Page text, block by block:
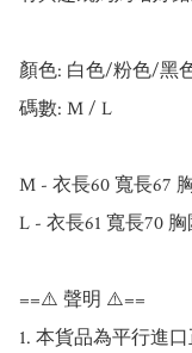
顏色: 白色/粉色/黑
碼數: M / L
M - 衣長60 寬長67
L - 衣長61 寬長70 胸
==⚠️ 聲明 ⚠️==
1. 本貨品為平行進